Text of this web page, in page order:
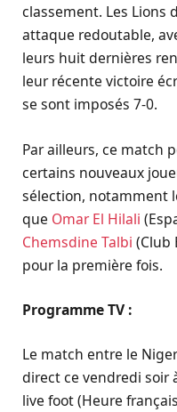
classement. Les Lions
attaque redoutable,
leurs huit dernières
leur récente victoire
se sont imposés 7-0.
Par ailleurs, ce match
certains nouveaux
sélection, notamment
que Omar El Hilali
Chemsdine Talbi (Club
pour la première fois.
Programme TV :
Le match entre le
direct ce vendredi soir
live foot (Heure